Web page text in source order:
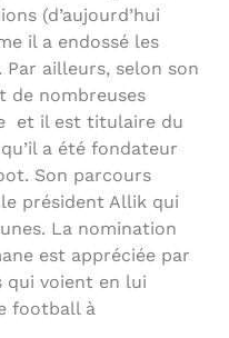
(d’aujourd’hui
il a endossé les
Par ailleurs, selon son
de nombreuses
et il est titulaire du
a été fondateur
Son parcours
président Allik qui
La nomination
est appréciée par
qui voient en lui
football à